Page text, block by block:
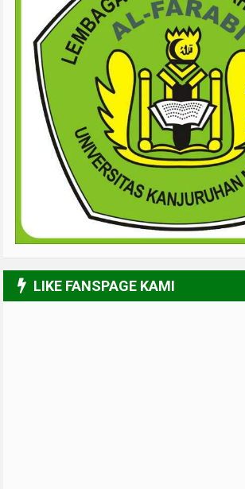
LIKE FANSPAGE KAMI